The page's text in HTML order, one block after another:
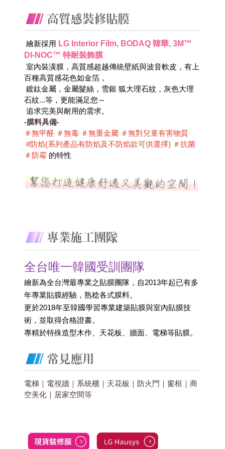
繪新採用 LG Interior Film, BODAQ 韓華, 3M™
DI-NOC™ 特耐裝飾膜
百種高質感花色如金箔，
石紋...等，更能滿足您～
追求完美與耐用的需求。
-膜料具備-
＃無甲醛 ＃無毒 ＃無重金屬 ＃無對兒童有害物質
＃防霉 的特性
全台唯一韓國受訓團隊
繪新為全台灣最專業之貼膜團隊，自2013年起已有多
年專業貼膜經驗，熟稔各式膜料。
更於2018年至韓國學習專業建築貼膜與室內貼膜技
術，並取得合格證書。
專精於特殊造型木作、天花板、牆面、電梯等貼膜。
電梯｜電視牆｜系統櫃｜天花板｜防火門｜窗框｜商
空美化 ｜居家空間等